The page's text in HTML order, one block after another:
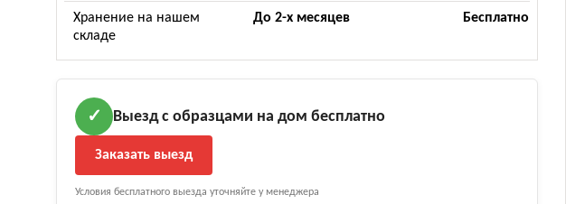
Хранение на нашем
складе
До 2-х месяцев Бесплатно
✓ Выезд с образцами на дом бесплатно
Заказать выезд
Условия бесплатного выезда уточняйте у менеджера